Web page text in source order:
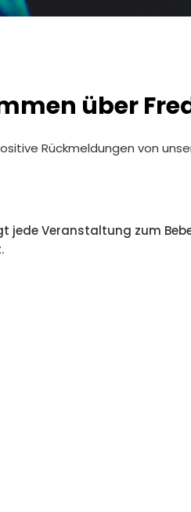
über
Rückmeldungen von
jede Veranstaltung zum